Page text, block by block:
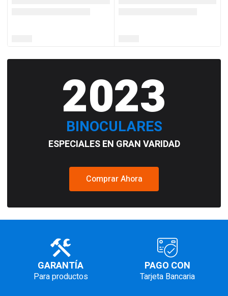
2023
BINOCULARES
ESPECIALES EN GRAN VARIDAD
Comprar Ahora
GARANTÍA
Para productos
PAGO CON
Tarjeta Bancaria